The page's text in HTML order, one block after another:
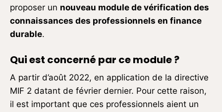
proposer un nouveau module de vérification des
connaissances des professionnels en finance
durable.
Qui est concerné par ce module ?
A partir d’août 2022, en application de la directive
MIF 2 datant de février dernier. Pour cette raison,
il est important que ces professionnels aient un